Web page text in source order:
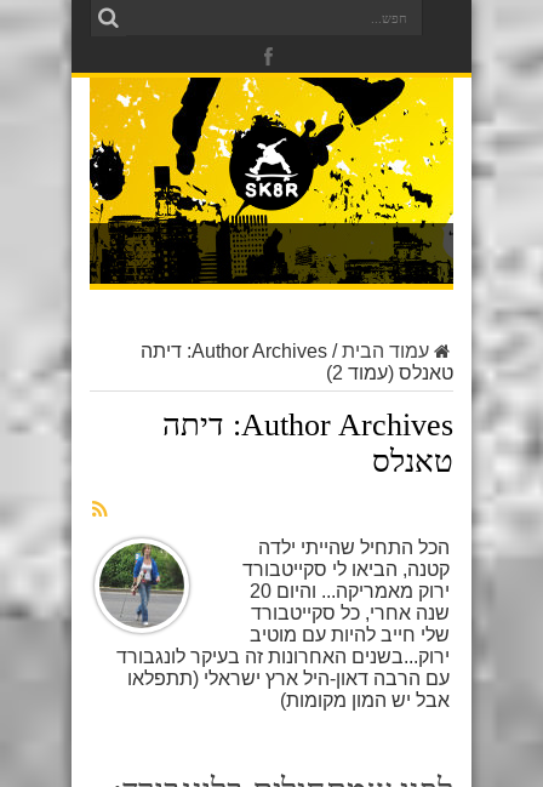
עמוד הבית/
Author Archives: דיתה
טאנלס (עמוד 2)
Author Archives: דיתה
טאנלס
הכל התחיל שהייתי ילדה
קטנה, הביאו לי סקייטבורד
ירוק מאמריקה... והיום 20
שנה אחרי, כל סקייטבורד
שלי חייב להיות עם מוטיב
ירוק...בשנים האחרונות זה בעיקר לונגבורד
עם הרבה דאון-היל ארץ ישראלי (תתפלאו
אבל יש המון מקומות)